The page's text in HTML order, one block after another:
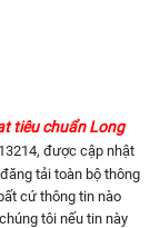
tiêu chuẩn Long
được cập nhật
tải toàn bộ thông
cứ thông tin nào
tôi nếu tin này